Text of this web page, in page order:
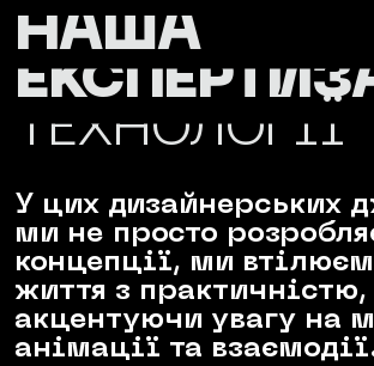
НАША
ТЕХНОЛОГІЇ
У цих дизайнерських
ми не просто
концепції, ми
життя з практичністю,
акцентуючи увагу на
анімації та